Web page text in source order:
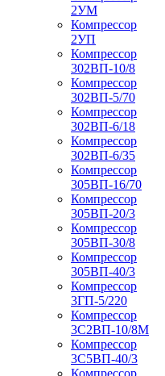
2УМ
Компрессор
2УП
Компрессор
302ВП-10/8
Компрессор
302ВП-5/70
Компрессор
302ВП-6/18
Компрессор
302ВП-6/35
Компрессор
305ВП-16/70
Компрессор
305ВП-20/3
Компрессор
305ВП-30/8
Компрессор
305ВП-40/3
Компрессор
3ГП-5/220
Компрессор
3С2ВП-10/8М
Компрессор
3С5ВП-40/3
Компрессор